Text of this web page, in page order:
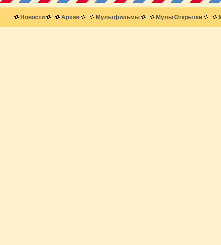
Новости Архив Мультфильмы МультОткрытки